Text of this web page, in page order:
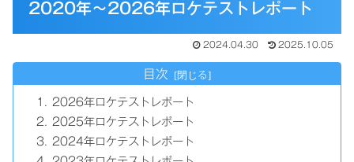
2020年～2026年ロケテストレポート
2024.04.30 2025.10.05
目次
2026年ロケテストレポート
2025年ロケテストレポート
2024年ロケテストレポート